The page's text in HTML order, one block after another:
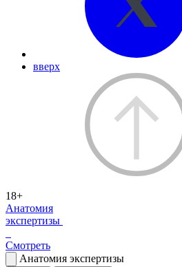
вверх
18+
Анатомия
экспертизы
Смотреть
Анатомия экспертизы